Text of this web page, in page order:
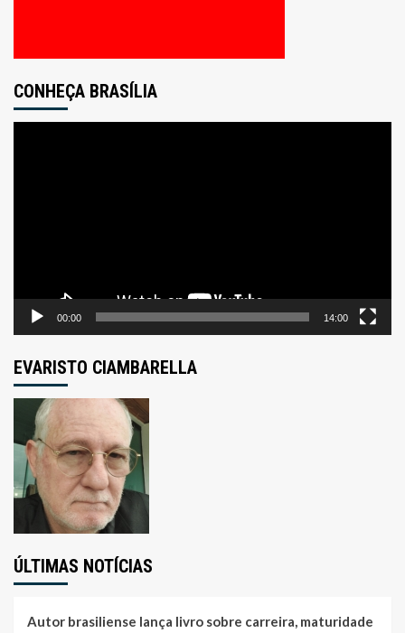
CONHEÇA BRASÍLIA
00:00 14:00
EVARISTO CIAMBARELLA
ÚLTIMAS NOTÍCIAS
Autor brasiliense lança livro sobre carreira, maturidade